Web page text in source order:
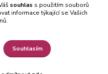
souhlas s použitím souborů
informace týkající se Vašich
Souhlasím